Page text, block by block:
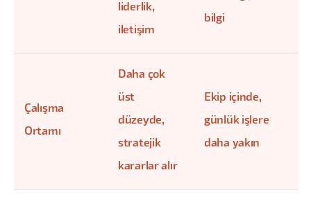
liderlik,
iletişim
bilgi
Çalışma
Ortamı
Daha çok
üst
düzeyde,
stratejik
kararlar alır
Ekip içinde,
günlük işlere
daha yakın